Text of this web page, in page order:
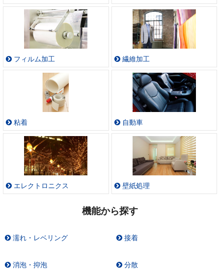
フィルム加工 繊維加工
粘着 自動車
エレクトロニクス 壁紙処理
機能から探す
濡れ・レベリング 接着
消泡・抑泡 分散